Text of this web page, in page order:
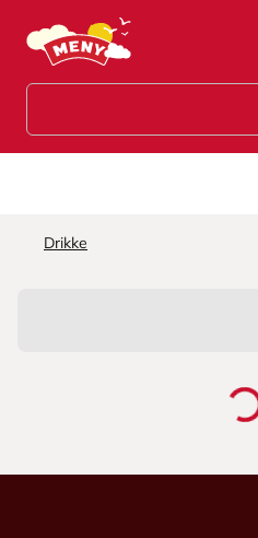
Hopp til hovedinnhold
Drikke